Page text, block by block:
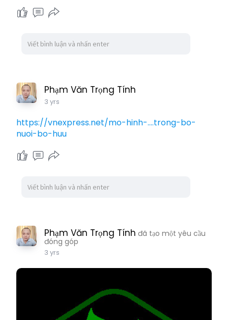
Phạm Văn Trọng Tính
3 yrs
https://vnexpress.net/mo-hinh-....trong-bo-
nuoi-bo-huu
Phạm Văn Trọng Tính đã tạo một yêu cầu
đóng góp
3 yrs